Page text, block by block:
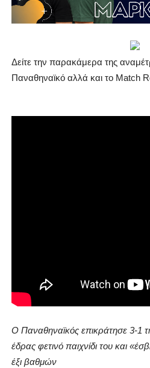
Δείτε την παρακάμερα της
Παναθηναϊκό αλλά και το Match
Ο Παναθηναϊκός επικράτησε 3-1
έδρας φετινό παιχνίδι του και
έξι βαθμών